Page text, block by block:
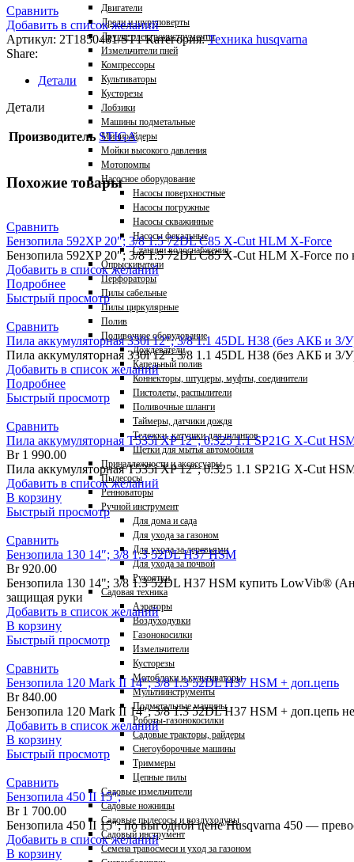
Двигатели
Дрели и шуруповерты
Другие электроинструменты
Измельчители пней
Компрессоры
Культиваторы
Кусторезы
Лобзики
Машины подметальные
Минирайдеры
Мойки высокого давления
Мотопомпы
Насосное оборудование
Насосы поверхностные
Насосы погружные
Насосы скважинные
Насосы фекальные
Станции водоснабжения
Опрыскиватели
Перфораторы
Пилы сабельные
Пилы циркулярные
Полив
Поливочное оборудование
Дождеватели
Капельный полив
Коннекторы, штуцеры, муфты, соединители
Пистолеты, распылители
Поливочные шланги
Таймеры, датчики дождя
Тележки, катушки для шлангов
Щетки для мытья автомобиля
Принадлежности и аксессуары
Пылесосы
Ренноваторы
Ручной инструмент
Для дома и сада
Для ухода за газоном
Для ухода за деревьями
Для ухода за почвой
Рукоятки
Садовая техника
Аэраторы
Воздуходувки
Газонокосилки
Измельчители
Кусторезы
Мотоблоки и культиваторы
Мультиинструменты
Подметальные машины
Роботы-газонокосилки
Садовые тракторы, райдеры
Снегоуборочные машины
Триммеры
Цепные пилы
Садовые измельчители
Садовые ножницы
Садовые пылесосы и воздуходувы
Садовый инструмент
Семена травосмеси и уход за газоном
Сравнить
Добавить в список желаний
Артикул: 2T1850481/ST1Категория: Техника husqvarna
Share:
Детали
Детали
Производитель STIGA
Похожие товары
Сравнить
Бензопила 592XP 20″; 3/8 1.5 72DL C85 X-Cut HLM X-Force
Бензопила 592XP 20″; 3/8 1.5 72DL C85 X-Cut HLM X-Force
Добавить в список желаний
Подробнее
Быстрый просмотр
Сравнить
Пила аккумуляторная 330i 12″; 3/8 1.1 45DL H38 (без АКБ и З/
Пила аккумуляторная 330i 12″; 3/8 1.1 45DL H38 (без АКБ и З/
Добавить в список желаний
Подробнее
Быстрый просмотр
Сравнить
Пила аккумуляторная T535i XP 12″; 0.325 1.1 SP21G X-Cut
Br1 990.00
Пила аккумуляторная T535i XP 12″; 0.325 1.1 SP21G X-Cut
Добавить в список желаний
В корзину
Быстрый просмотр
Сравнить
Бензопила 130 14″; 3/8 1.3 52DL H37 HSM
Br920.00
Бензопила 130 14"; 3/8 1.3 52DL H37 HSM купить LowVib®
защищая руки
Добавить в список желаний
В корзину
Быстрый просмотр
Сравнить
Бензопила 120 Mark II 14″; 3/8 1.3 52DL H37 HSM + доп.цепь
Br840.00
Бензопила 120 Mark II 14″; 3/8 1.3 52DL H37 HSM + доп.цепь
Добавить в список желаний
В корзину
Быстрый просмотр
Сравнить
Бензопила 450 II 15″;
Br1 700.00
Бензопила 450 II 15″; по выгодной цене Husqvarna 450 —
Добавить в список желаний
В корзину